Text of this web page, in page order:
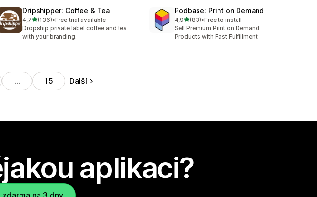
Dripshipper: Coffee & Tea
4,7z 5 hvězd
(136)
Celkový počet recenzí: 136
•Free trial available
Dropship private label coffee and tea
with your branding.
Podbase: Print on Demand
4,9z 5 hvězd
(83)
Celkový počet recenzí: 83
•Free to install
Sell Premium Print on Demand
Products with Fast Fulfillment
… 15 Další
aplikaci?